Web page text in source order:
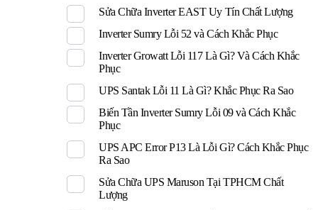
Sửa Chữa Inverter EAST Uy Tín Chất Lượng
Inverter Sumry Lỗi 52 và Cách Khắc Phục
Inverter Growatt Lỗi 117 Là Gì? Và Cách Khắc
Phục
UPS Santak Lỗi 11 Là Gì? Khắc Phục Ra Sao
Biến Tần Inverter Sumry Lỗi 09 và Cách Khắc
Phục
UPS APC Error P13 Là Lỗi Gì? Cách Khắc Phục
Ra Sao
Sửa Chữa UPS Maruson Tại TPHCM Chất
Lượng